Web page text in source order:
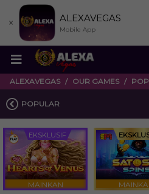
× ALEXAVEGAS
Mobile App
ALEXAVEGAS OUR GAMES
POPULAR
EKSKLUSIF
MAINKAN